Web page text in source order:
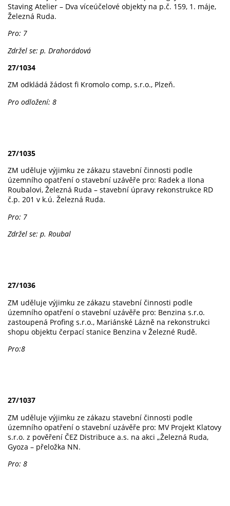
Staving Atelier – Dva víceúčelové objekty na p.č. 159, 1. máje,
Železná Ruda.
Pro: 7
Zdržel se: p. Drahorádová
27/1034
ZM odkládá žádost fi Kromolo comp, s.r.o., Plzeň.
Pro odložení: 8
27/1035
ZM uděluje výjimku ze zákazu stavební činnosti podle
územního opatření o stavební uzávěře pro: Radek a Ilona
Roubalovi, Železná Ruda – stavební úpravy rekonstrukce RD
č.p. 201 v k.ú. Železná Ruda.
Pro: 7
Zdržel se: p. Roubal
27/1036
ZM uděluje výjimku ze zákazu stavební činnosti podle
územního opatření o stavební uzávěře pro: Benzina s.r.o.
zastoupená Profing s.r.o., Mariánské Lázně na rekonstrukci
shopu objektu čerpací stanice Benzina v Železné Rudě.
Pro:8
27/1037
ZM uděluje výjimku ze zákazu stavební činnosti podle
územního opatření o stavební uzávěře pro: MV Projekt Klatovy
s.r.o. z pověření ČEZ Distribuce a.s. na akci „Železná Ruda,
Gyoza – přeložka NN.
Pro: 8